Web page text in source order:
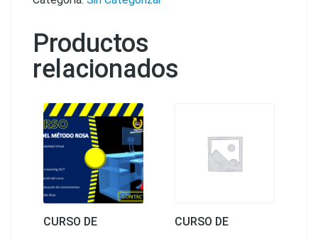
Productos
relacionados
CURSO DE
CURSO DE